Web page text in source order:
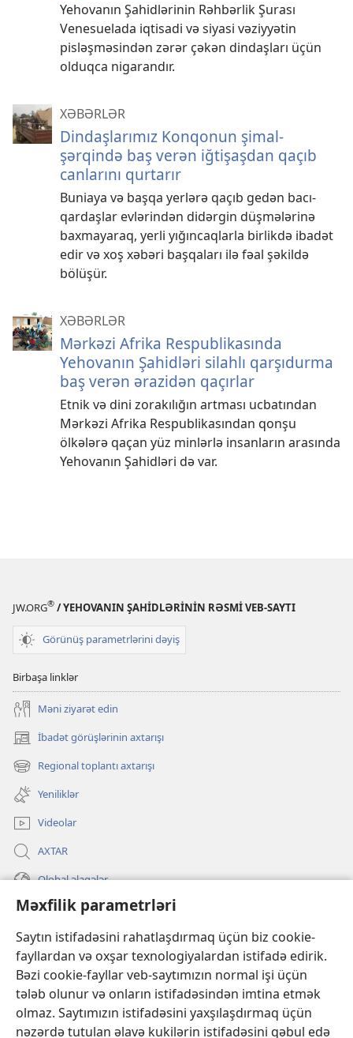
Məxfilik parametrləri
Saytın istifadəsini rahatlaşdırmaq üçün biz cookie-
fayllardan və oxşar texnologiyalardan istifadə edirik.
Bəzi cookie-fayllar veb-saytımızın normal işi üçün
tələb olunur və onların istifadəsindən imtina etmək
olmaz. Saytımızın istifadəsini yaxşılaşdırmaq üçün
nəzərdə tutulan əlavə kukilərin istifadəsini qəbul edə
Yehovanın Şahidlərinin Rəhbərlik Şurası
Venesuelada iqtisadi və siyasi vəziyyətin
pisləşməsindən zərər çəkən dindaşları üçün
olduqca nigarandır.
XƏBƏRLƏR
Dindaşlarımız Konqonun şimal-
şərqində baş verən iğtişaşdan qaçıb
canlarını qurtarır
Buniaya və başqa yerlərə qaçıb gedən bacı-
qardaşlar evlərindən didərgin düşmələrinə
baxmayaraq, yerli yığıncaqlarla birlikdə ibadət
edir və xoş xəbəri başqaları ilə fəal şəkildə
bölüşür.
XƏBƏRLƏR
Mərkəzi Afrika Respublikasında
Yehovanın Şahidləri silahlı qarşıdurma
baş verən ərazidən qaçırlar
Etnik və dini zorakılığın artması ucbatından
Mərkəzi Afrika Respublikasından qonşu
ölkələrə qaçan yüz minlərlə insanların arasında
Yehovanın Şahidləri də var.
JW.ORG® / YEHOVANIN ŞAHİDLƏRİNİN RƏSMİ VEB-SAYTI
Görünüş parametrlərini dəyiş
Birbaşa linklər
Məni ziyarət edin
İbadət görüşlərinin axtarışı
(yeni
pəncərə
açılır)
Regional toplantı axtarışı
(yeni
pəncərə
açılır)
Yeniliklər
Videolar
AXTAR
Qlobal əlaqələr
KÖMƏK
(yeni
pəncərə
açılır) Gözətçi qülləsinin ONLAYN KİTABXANASI™
(yeni
pəncərə
açılır) JW Hub
(yeni